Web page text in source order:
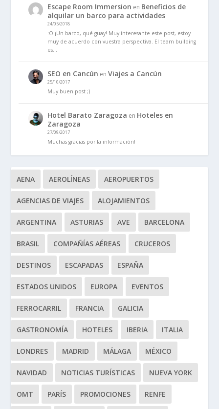
Escape Room Immersion en Beneficios de
alquilar un barco para actividades
24/05/2018
:O ¡Un barco, qué guay! Muy interesante este post, estoy
muy de acuerdo con vuestra perspectiva. El team building
es…
SEO en Cancún enViajes a Cancún
25/10/2017
Muy buen post ;)
Hotel Barato Zaragoza en Hoteles en
Zaragoza
27/09/2017
Muchas gracias por la información!
AENA AEROLÍNEAS AEROPUERTOS
AGENCIAS DE VIAJES ALOJAMIENTOS
ARGENTINA ASTURIAS AVE BARCELONA
BRASIL COMPAÑÍAS AÉREAS CRUCEROS
DESTINOS ESCAPADAS ESPAÑA
ESTADOS UNIDOS EUROPA EVENTOS
FERROCARRIL FRANCIA GALICIA
GASTRONOMÍA HOTELES IBERIA ITALIA
LONDRES MADRID MÁLAGA MÉXICO
NAVIDAD NOTICIAS TURÍSTICAS NUEVA YORK
OMT PARÍS PROMOCIONES RENFE